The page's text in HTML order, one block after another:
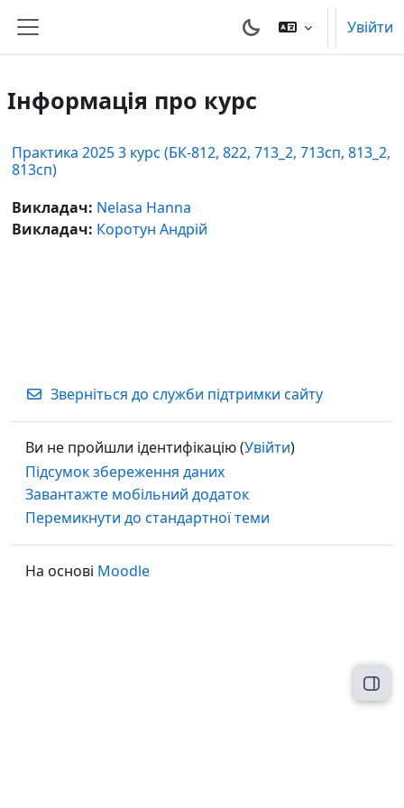
Бокова панель
Увійти
Інформація про курс
Практика 2025 3 курс (БК-812, 822, 713_2, 713сп, 813_2,
813сп)
Викладач: Nelasa Hanna
Викладач: Коротун Андрій
Зверніться до служби підтримки сайту
Ви не пройшли ідентифікацію (Увійти)
Підсумок збереження даних
Завантажте мобільний додаток
Перемикнути до стандартної теми
На основі Moodle